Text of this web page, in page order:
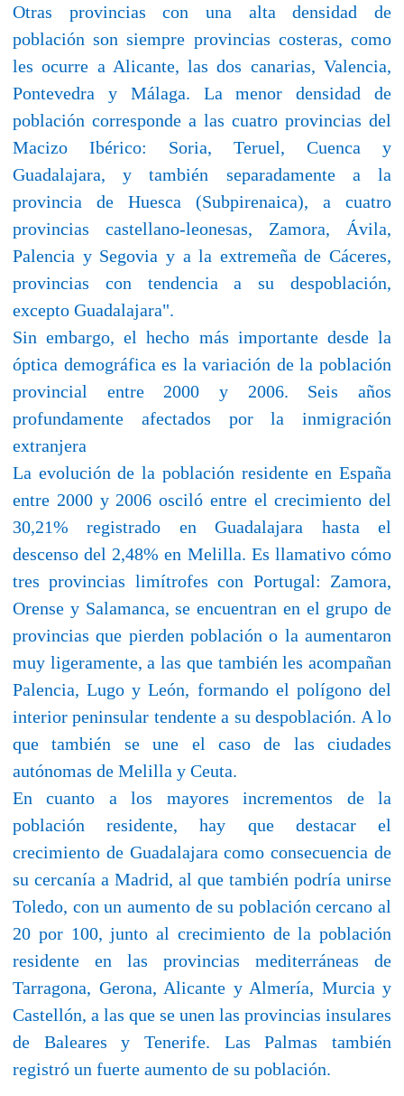
Otras provincias con una alta densidad de
población son siempre provincias costeras, como
les ocurre a Alicante, las dos canarias, Valencia,
Pontevedra y Málaga. La menor densidad de
población corresponde a las cuatro provincias del
Macizo Ibérico: Soria, Teruel, Cuenca y
Guadalajara, y también separadamente a la
provincia de Huesca (Subpirenaica), a cuatro
provincias castellano-leonesas, Zamora, Ávila,
Palencia y Segovia y a la extremeña de Cáceres,
provincias con tendencia a su despoblación,
excepto Guadalajara".
Sin embargo, el hecho más importante desde la
óptica demográfica es la variación de la población
provincial entre 2000 y 2006. Seis años
profundamente afectados por la inmigración
extranjera
La evolución de la población residente en España
entre 2000 y 2006 osciló entre el crecimiento del
30,21% registrado en Guadalajara hasta el
descenso del 2,48% en Melilla. Es llamativo cómo
tres provincias limítrofes con Portugal: Zamora,
Orense y Salamanca, se encuentran en el grupo de
provincias que pierden población o la aumentaron
muy ligeramente, a las que también les acompañan
Palencia, Lugo y León, formando el polígono del
interior peninsular tendente a su despoblación. A lo
que también se une el caso de las ciudades
autónomas de Melilla y Ceuta.
En cuanto a los mayores incrementos de la
población residente, hay que destacar el
crecimiento de Guadalajara como consecuencia de
su cercanía a Madrid, al que también podría unirse
Toledo, con un aumento de su población cercano al
20 por 100, junto al crecimiento de la población
residente en las provincias mediterráneas de
Tarragona, Gerona, Alicante y Almería, Murcia y
Castellón, a las que se unen las provincias insulares
de Baleares y Tenerife. Las Palmas también
registró un fuerte aumento de su población.